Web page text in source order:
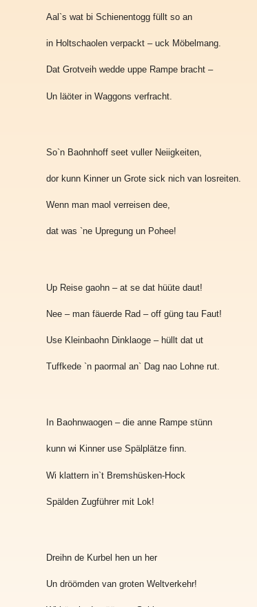
Aal`s wat bi Schienentogg füllt so an
in Holtschaolen verpackt – uck Möbelmang.
Dat Grotveih wedde uppe Rampe bracht –
Un läöter in Waggons verfracht.
So`n Baohnhoff seet vuller Neiigkeiten,
dor kunn Kinner un Grote sick nich van losreiten.
Wenn man maol verreisen dee,
dat was `ne Upregung un Pohee!
Up Reise gaohn – at se dat hüüte daut!
Nee – man fäuerde Rad – off güng tau Faut!
Use Kleinbaohn Dinklaoge – hüllt dat ut
Tuffkede `n paormal an` Dag nao Lohne rut.
In Baohnwaogen – die anne Rampe stünn
kunn wi Kinner use Spälplätze finn.
Wi klattern in`t Bremshüsken-Hock
Spälden Zugführer mit Lok!
Dreihn de Kurbel hen un her
Un dröömden van groten Weltverkehr!